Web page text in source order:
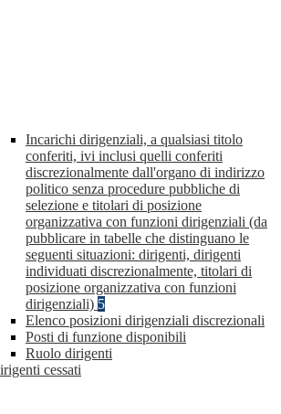
Incarichi dirigenziali, a qualsiasi titolo
conferiti, ivi inclusi quelli conferiti
discrezionalmente dall'organo di indirizzo
politico senza procedure pubbliche di
selezione e titolari di posizione
organizzativa con funzioni dirigenziali (da
pubblicare in tabelle che distinguano le
seguenti situazioni: dirigenti, dirigenti
individuati discrezionalmente, titolari di
posizione organizzativa con funzioni
dirigenziali) 5
Elenco posizioni dirigenziali discrezionali
Posti di funzione disponibili
Ruolo dirigenti
cessati